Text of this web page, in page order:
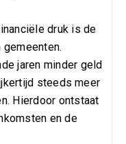
druk is de
gemeenten.
jaren minder geld
steeds meer
Hierdoor ontstaat
en de